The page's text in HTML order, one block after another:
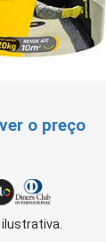
o preço